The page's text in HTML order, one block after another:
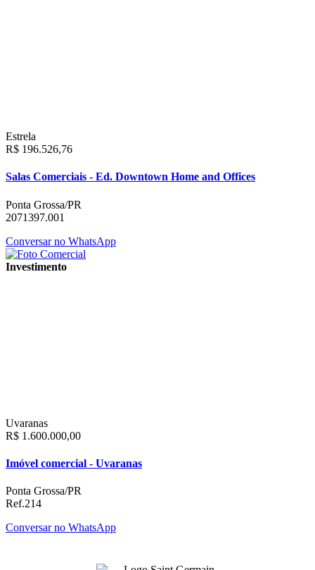
Estrela
R$ 196.526,76
Salas Comerciais - Ed. Downtown Home and Offices
Ponta Grossa/PR
2071397.001
Conversar no WhatsApp
Investimento
Uvaranas
R$ 1.600.000,00
Imóvel comercial - Uvaranas
Ponta Grossa/PR
Ref.214
Conversar no WhatsApp